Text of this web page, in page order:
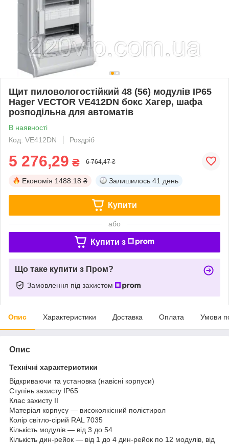
Щит пиловологостійкий 48 (56) модулів IP65
Hager VECTOR VE412DN бокс Хагер, шафа
розподільна для автоматів
В наявності
Код: VE412DN
Роздріб
5 276,29 ₴ 6 764,47 ₴
Економія 1488.18 ₴ Залишилось 41 день
Купити
або
Купити з
Що таке купити з Пром?
Замовлення під захистом
Опис Характеристики Доставка Оплата Умови
Опис
Технічні характеристики
Відкриваючи та установка (навісні корпуси)
Ступінь захисту IP65
Клас захисту II
Матеріал корпусу — високоякісний полістирол
Колір світло-сірий RAL 7035
Кількість модулів — від 3 до 54
Кількість дин-рейок — від 1 до 4 дин-рейок по 12 модулів, від